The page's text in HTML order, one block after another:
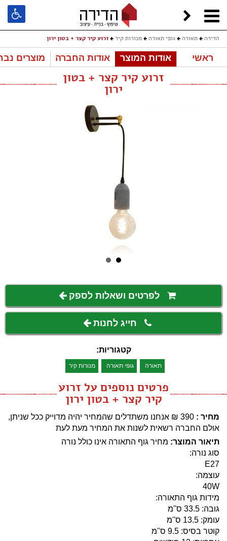
הדירה תאורה גופי תאורה מנורות קיר זרוע קיר קצר + בטון ירון
ראשי אודות המוצר אודות החברה מוצרים
זרוע קיר קצר + בטון
ירון
לפרטים ושאלות לספק
חייג לחנות
קטגוריות:
תאורה גופי תאורה מנורות קיר
פרטים נוספים על זרוע
קיר קצר + בטון ירון
מחיר : 390
₪ אנחנו משתדלים שהמחיר יהיה מדוייק ככל שניתן,
אולם החברה רשאית לשנות את המחיר מעת לעת
תיאור המוצר: מחיר גוף התאורה אינו כולל נורה
סוג נורה:
E27
עוצמה:
40W
מידות גוף התאורה:
גובה: 33.5 ס''מ
עומק: 13.5 ס''מ
קוטר בסיס: 9.5 ס''מ